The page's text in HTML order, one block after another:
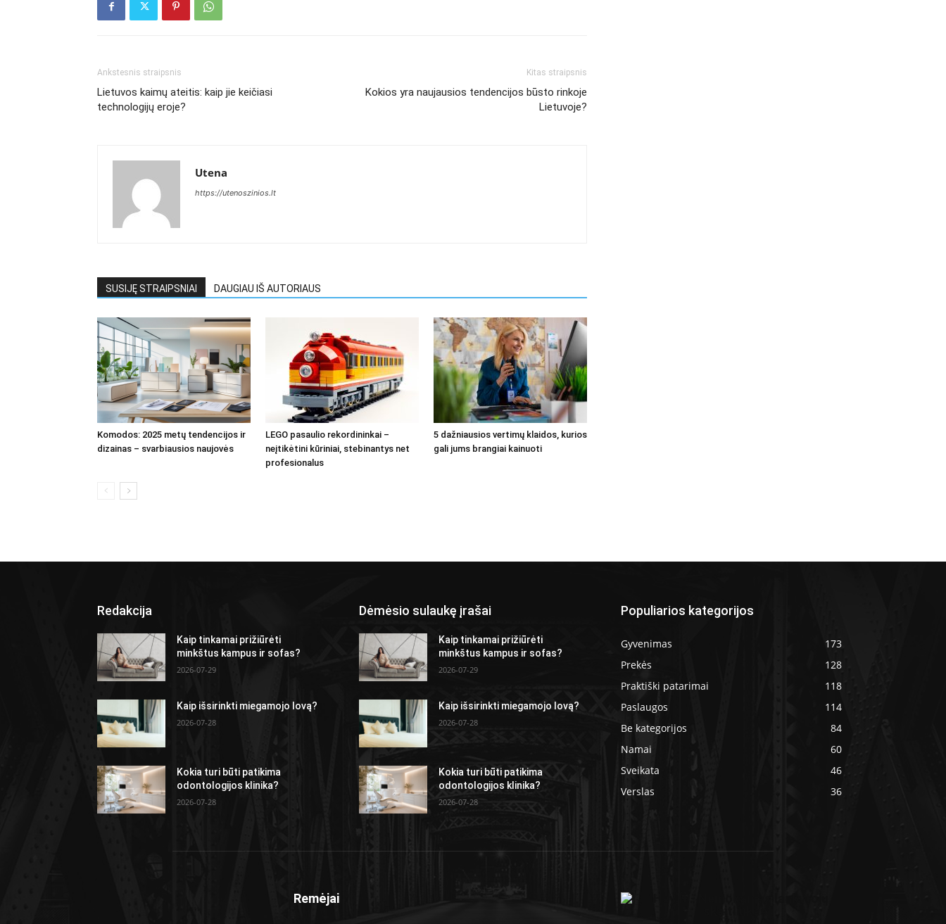
Ankstesnis straipsnis
Lietuvos kaimų ateitis: kaip jie keičiasi
technologijų eroje?
Kitas straipsnis
Kokios yra naujausios tendencijos būsto rinkoje
Lietuvoje?
Utena
https://utenoszinios.lt
SUSIJĘ STRAIPSNIAI DAUGIAU IŠ AUTORIAUS
Komodos: 2025 metų tendencijos ir
dizainas – svarbiausios naujovės
LEGO pasaulio rekordininkai –
neįtikėtini kūriniai, stebinantys net
profesionalus
5 dažniausios vertimų klaidos, kurios
gali jums brangiai kainuoti
Redakcija
Kaip tinkamai prižiūrėti
minkštus kampus ir sofas?
2026-07-29
Kaip išsirinkti miegamojo lovą?
2026-07-28
Kokia turi būti patikima
odontologijos klinika?
2026-07-28
Dėmėsio sulaukę įrašai
Kaip tinkamai prižiūrėti
minkštus kampus ir sofas?
2026-07-29
Kaip išsirinkti miegamojo lovą?
2026-07-28
Kokia turi būti patikima
odontologijos klinika?
2026-07-28
Populiarios kategorijos
Gyvenimas
173
Prekės
128
Praktiški patarimai
118
Paslaugos
114
Be kategorijos
84
Namai
60
Sveikata
46
Verslas
36
Remėjai